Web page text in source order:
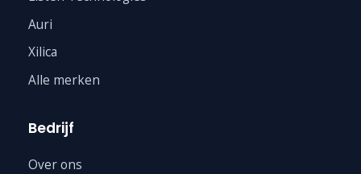
Auri
Xilica
Alle merken
Bedrijf
Over ons